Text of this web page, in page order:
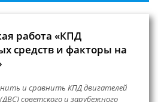
работа «КПД
средств и факторы на
и сравнить КПД двигателей
советского и зарубежного